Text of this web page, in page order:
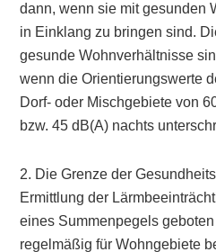
dann, wenn sie mit gesunden
in Einklang zu bringen sind.
gesunde Wohnverhältnisse
wenn die Orientierungswerte
Dorf- oder Mischgebiete von
bzw. 45 dB(A) nachts
2. Die Grenze der
Ermittlung der
eines Summenpegels
regelmäßig für Wohngebiete